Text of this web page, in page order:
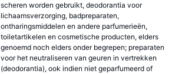
scheren worden gebruikt, deodorantia voor
lichaamsverzorging, badpreparaten,
ontharingsmiddelen en andere parfumerieën,
toiletartikelen en cosmetische producten, elders
genoemd noch elders onder begrepen; preparaten
voor het neutraliseren van geuren in vertrekken
(deodorantia), ook indien niet geparfumeerd of